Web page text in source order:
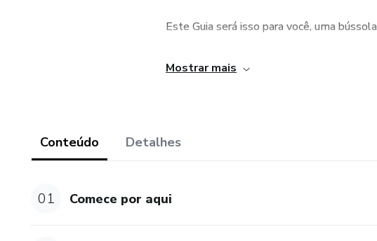
Este Guia será isso para você, uma
Então use e abuse desse que será o seu
Mostrar mais
Conteúdo Detalhes
01 Comece por aqui